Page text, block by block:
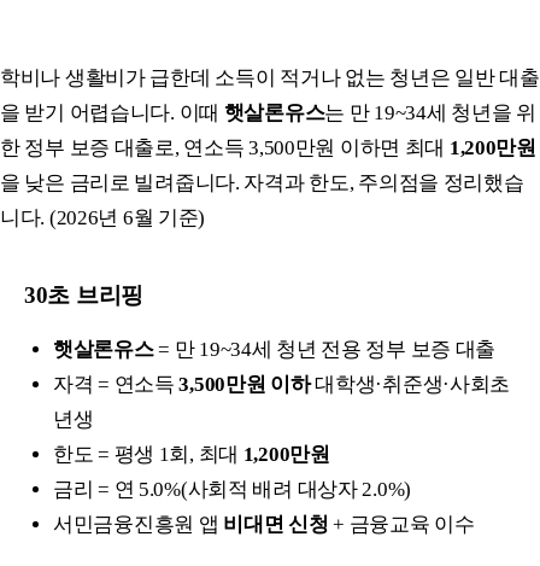
학비나 생활비가 급한데 소득이 적거나 없는 청년은 일반 대출
을 받기 어렵습니다. 이때 햇살론유스는 만 19~34세 청년을 위
한 정부 보증 대출로, 연소득 3,500만원 이하면 최대 1,200만원
을 낮은 금리로 빌려줍니다. 자격과 한도, 주의점을 정리했습
니다. (2026년 6월 기준)
30초 브리핑
햇살론유스= 만 19~34세 청년 전용 정부 보증 대출
자격 = 연소득3,500만원 이하대학생·취준생·사회초
년생
한도 = 평생 1회, 최대 1,200만원
금리 = 연 5.0%(사회적 배려 대상자 2.0%)
서민금융진흥원 앱 비대면 신청 + 금융교육 이수